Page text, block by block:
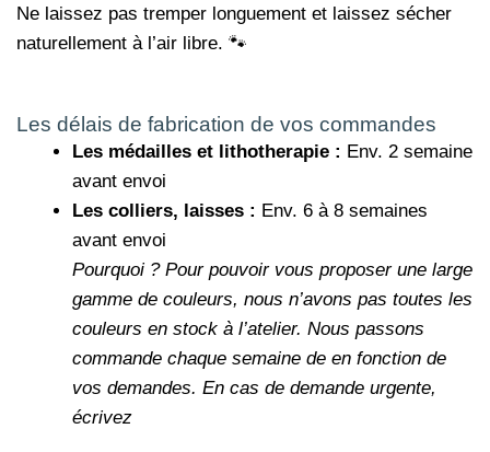
Ne laissez pas tremper longuement et laissez sécher
naturellement à l’air libre. 🐾
Les délais de fabrication de vos commandes
Les médailles et lithotherapie : Env. 2 semaine
avant envoi
Les colliers, laisses : Env. 6 à 8 semaines
avant envoi
Pourquoi ? Pour pouvoir vous proposer une large
gamme de couleurs, nous n’avons pas toutes les
couleurs en stock à l’atelier. Nous passons
commande chaque semaine de en fonction de
vos demandes. En cas de demande urgente,
écrivez